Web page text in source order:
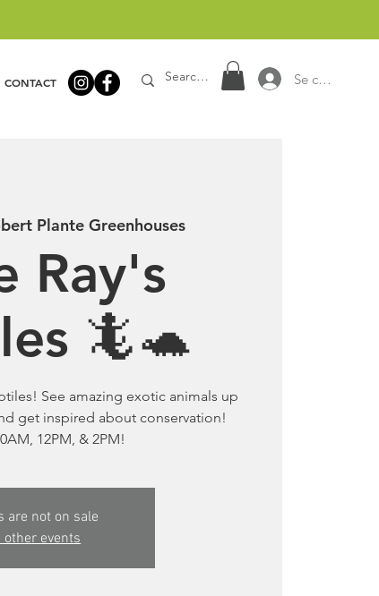
CONTACT Se connecter
Plante Greenhouses
Ray's
🦎🐢
See amazing exotic animals up
get inspired about conservation!
12PM, & 2PM!
are not on sale
other events